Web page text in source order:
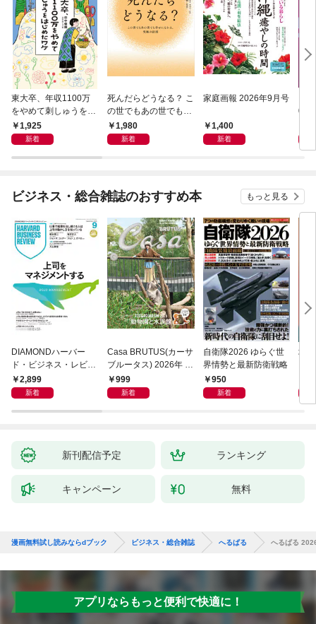
東大卒、年収1100万
をやめて刺しゅうをは
じめたワケ 冷めたまま
働きつづける前に
1,925
新着
死んだらどうなる？ こ
の世でもあの世でも幸
せになれる、究極の法
則
1,980
新着
家庭画報 2026年9月号
1,400
新着
0月
ビジネス・総合雑誌のおすすめ本 もっと見る
DIAMONDハーバー
ド・ビジネス・レビュ
ー 2026年9月号 特集
「上司をマネジメント
2,899
新着
Casa BRUTUS(カーサ
ブルータス) 2026年 9
月号 [もっと学べる！
動物園と水族館]
999
新着
自衛隊2026 ゆらぐ世
界情勢と最新防衛戦略
950
新着
地
新刊配信予定 ランキング
キャンペーン 無料
漫画無料試し読みならdブック ビジネス・総合雑誌 へるぱる へるぱる
アプリならもっと便利で快適に！